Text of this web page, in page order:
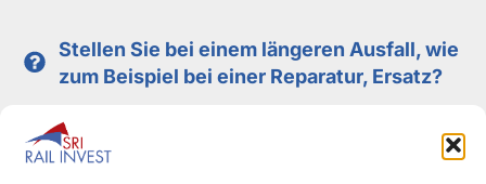
Stellen Sie bei einem längeren Ausfall, wie
zum Beispiel bei einer Reparatur, Ersatz?
Im Reparaturfall kann eine Ersatzlok gestellt werden, wenn im
Vertrag eine Mobilitätsgarantie beinhaltet ist. Meist sind